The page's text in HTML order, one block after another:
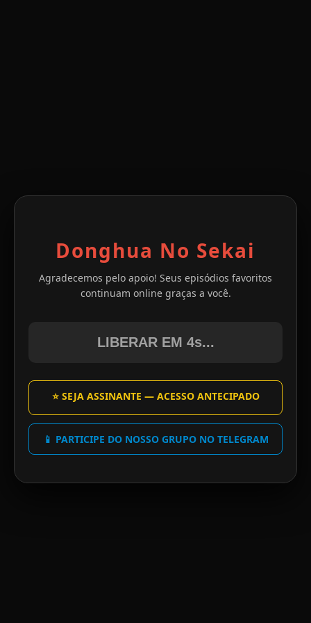
Donghua No Sekai
Agradecemos pelo apoio! Seus episódios favoritos
continuam online graças a você.
LIBERAR EM 4s...
⭐ SEJA ASSINANTE — ACESSO ANTECIPADO
📱 PARTICIPE DO NOSSO GRUPO NO TELEGRAM